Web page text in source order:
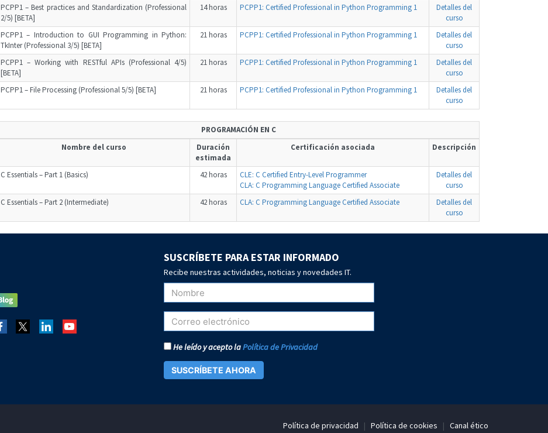
PCPP1 – Best practices and Standardization (Professional
2/5) [BETA]
14 horas PCPP1: Certified Professional in Python Programming 1
Detalles del
curso
PCPP1 – Introduction to GUI Programming in Python:
TkInter (Professional 3/5) [BETA]
21 horas PCPP1: Certified Professional in Python Programming 1
Detalles del
curso
PCPP1 – Working with RESTful APIs (Professional 4/5)
[BETA]
21 horas PCPP1: Certified Professional in Python Programming 1
Detalles del
curso
PCPP1 – File Processing (Professional 5/5) [BETA]
21 horas PCPP1: Certified Professional in Python Programming 1
Detalles del
curso
PROGRAMACIÓN EN C
Nombre del curso
Duración
estimada
Certificación asociada Descripción
C Essentials – Part 1 (Basics) 42 horas
CLE: C Certified Entry-Level Programmer
CLA: C Programming Language Certified Associate
Detalles del
curso
C Essentials – Part 2 (Intermediate)
42 horas CLA: C Programming Language Certified Associate
Detalles del
curso
SUSCRÍBETE PARA ESTAR INFORMADO
Recibe nuestras actividades, noticias y novedades IT.
He leído y acepto laPolítica de Privacidad
SUSCRÍBETE AHORA
Política de privacidad | Política de cookies | Canal ético